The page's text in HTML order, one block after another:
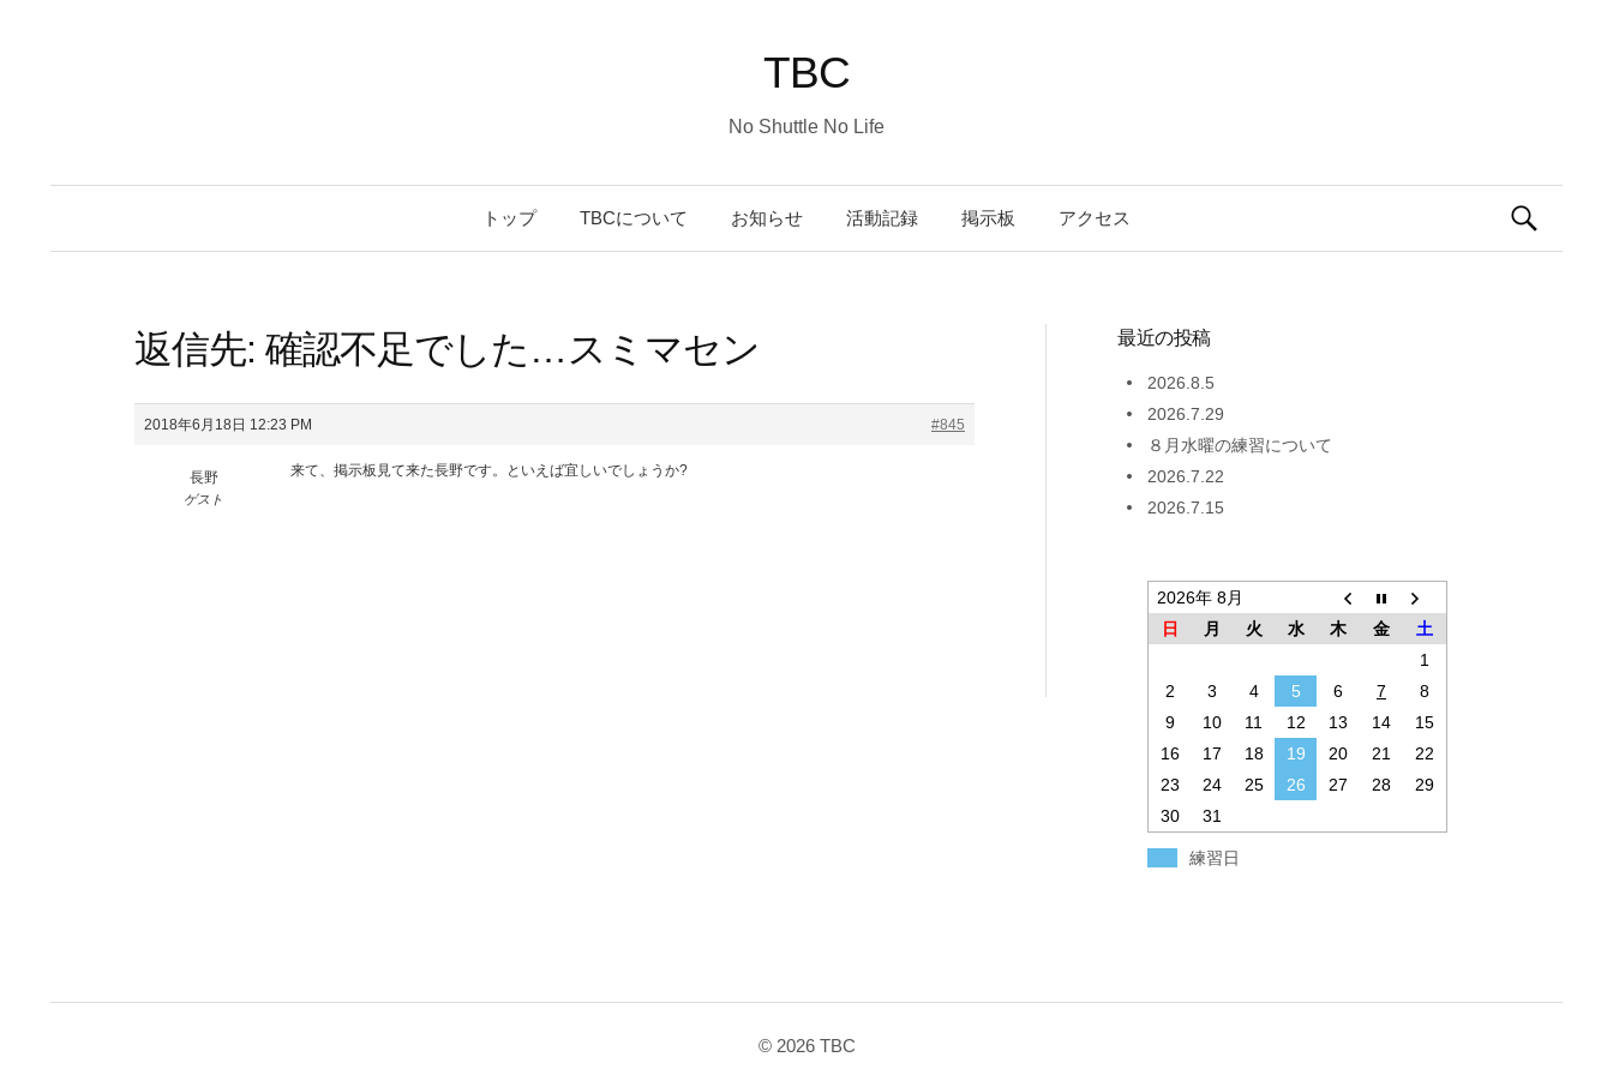
TBC
No Shuttle No Life
ン
トップ TBCについて お知らせ 活動記録 掲示板 アクセス 検
返信先: 確認不足でした…スミマセン
2018年6月18日 12:23 PM #845
長野
ゲスト
来て、掲示板見て来た長野です。といえば宜しいでしょうか?
最近の投稿
2026.8.5
2026.7.29
８月水曜の練習について
2026.7.22
2026.7.15
2026年 8月
日
月 火 水 木 金
土
1
2
3 4 5 6 7
8
9
10 11 12 13 14
15
16
17 18 19 20 21
22
23
24 25 26 27 28
29
30
31
練習日
© 2026 TBC